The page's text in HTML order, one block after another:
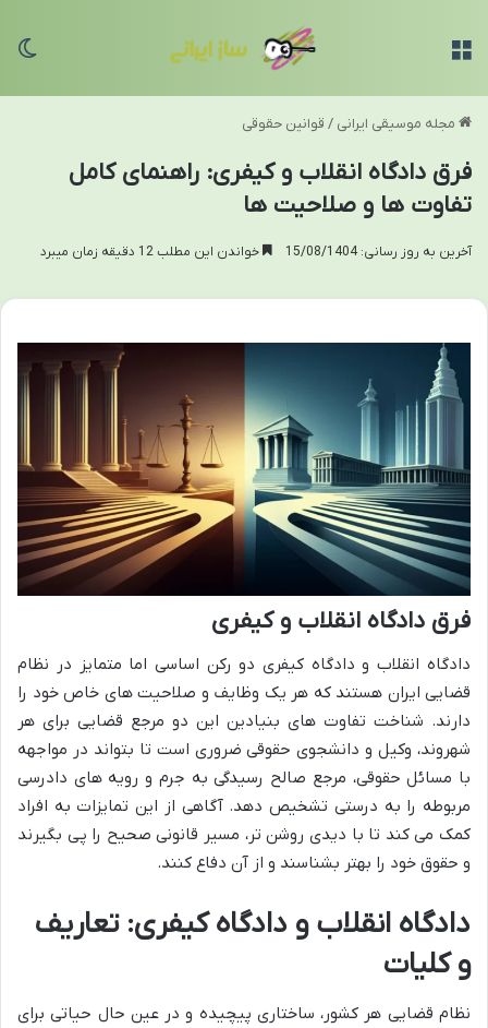
مجله موسیقی ایرانی / قوانین حقوقی
فرق دادگاه انقلاب و کیفری: راهنمای کامل
تفاوت ها و صلاحیت ها
آخرین به روز رسانی: 15/08/1404 خواندن این مطلب 12 دقیقه زمان میبرد
فرق دادگاه انقلاب و کیفری
دادگاه انقلاب و دادگاه کیفری دو رکن اساسی اما متمایز در نظام
قضایی ایران هستند که هر یک وظایف و صلاحیت های خاص خود را
دارند. شناخت تفاوت های بنیادین این دو مرجع قضایی برای هر
شهروند، وکیل و دانشجوی حقوقی ضروری است تا بتواند در مواجهه
با مسائل حقوقی، مرجع صالح رسیدگی به جرم و رویه های دادرسی
مربوطه را به درستی تشخیص دهد. آگاهی از این تمایزات به افراد
کمک می کند تا با دیدی روشن تر، مسیر قانونی صحیح را پی بگیرند
و حقوق خود را بهتر بشناسند و از آن دفاع کنند.
دادگاه انقلاب و دادگاه کیفری: تعاریف
و کلیات
نظام قضایی هر کشور، ساختاری پیچیده و در عین حال حیاتی برای